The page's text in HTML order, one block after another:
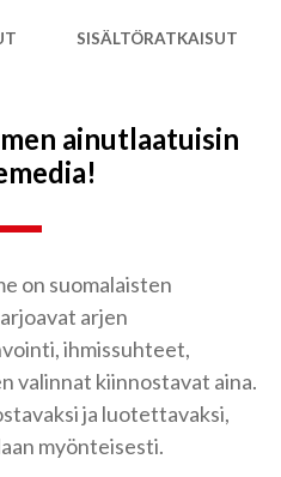
SISÄLTÖRATKAISUT
ainutlaatuisin
on suomalaisten
arjen
vointi, ihmissuhteet,
valinnat kiinnostavat aina.
ja luotettavaksi,
myönteisesti.